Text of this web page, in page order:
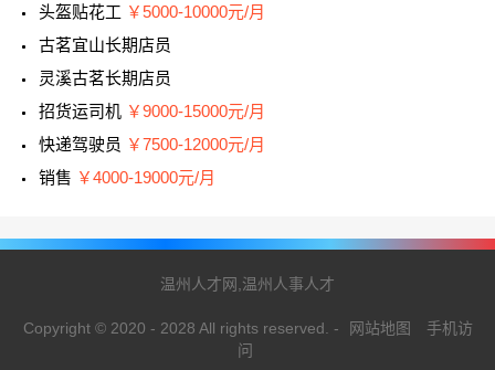
头盔贴花工 ￥5000-10000元/月
古茗宜山长期店员
灵溪古茗长期店员
招货运司机 ￥9000-15000元/月
快递驾驶员 ￥7500-12000元/月
销售 ￥4000-19000元/月
温州人才网,温州人事人才
Copyright © 2020 - 2028 All rights reserved. - 网站地图
手机访
问